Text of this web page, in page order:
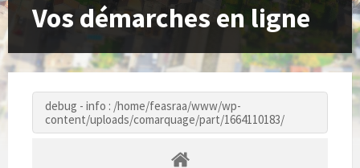
Vos démarches en ligne
debug - info : /home/feasraa/www/wp-
content/uploads/comarquage/part/1664110183/